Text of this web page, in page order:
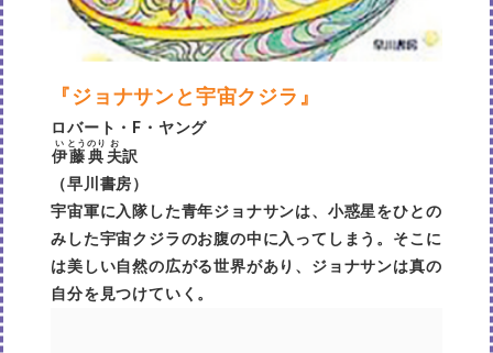
『ジョナサンと宇宙クジラ』
ロバート・F・ヤング
伊
い
藤
とう
典
のり
夫
お
訳
（早川書房）
宇宙軍に入隊した青年ジョナサンは、小惑星をひとの
みした宇宙クジラのお腹の中に入ってしまう。そこに
は美しい自然の広がる世界があり、ジョナサンは真の
自分を見つけていく。